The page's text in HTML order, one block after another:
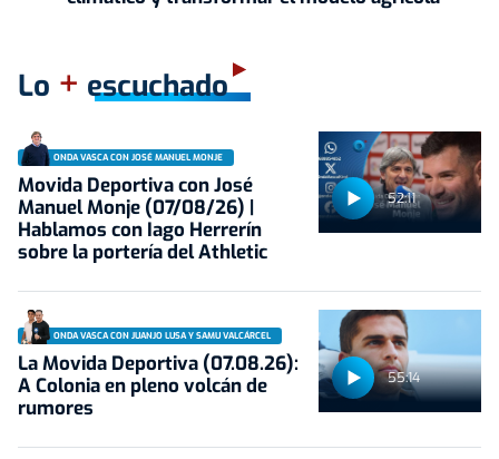
Lo + escuchado
52:11
ONDA VASCA CON JOSÉ MANUEL MONJE
Movida Deportiva con José
Manuel Monje (07/08/26) |
Hablamos con Iago Herrerín
sobre la portería del Athletic
55:14
ONDA VASCA CON JUANJO LUSA Y SAMU VALCÁRCEL
La Movida Deportiva (07.08.26):
A Colonia en pleno volcán de
rumores